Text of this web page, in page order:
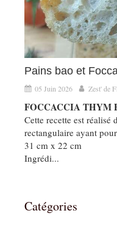
Pains bao et
05 Juin 2026 Zest' de
FOCCACCIA THYM
Cette recette est réalisé
rectangulaire ayant
31 cm x 22 cm
Ingrédi...
Catégories